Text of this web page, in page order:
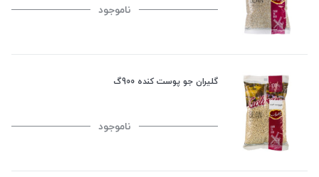
ناموجود
گلیران جو پوست کنده 900گ
ناموجود